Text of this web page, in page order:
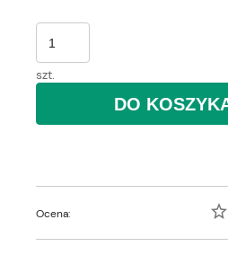
szt.
DO
Ocena: